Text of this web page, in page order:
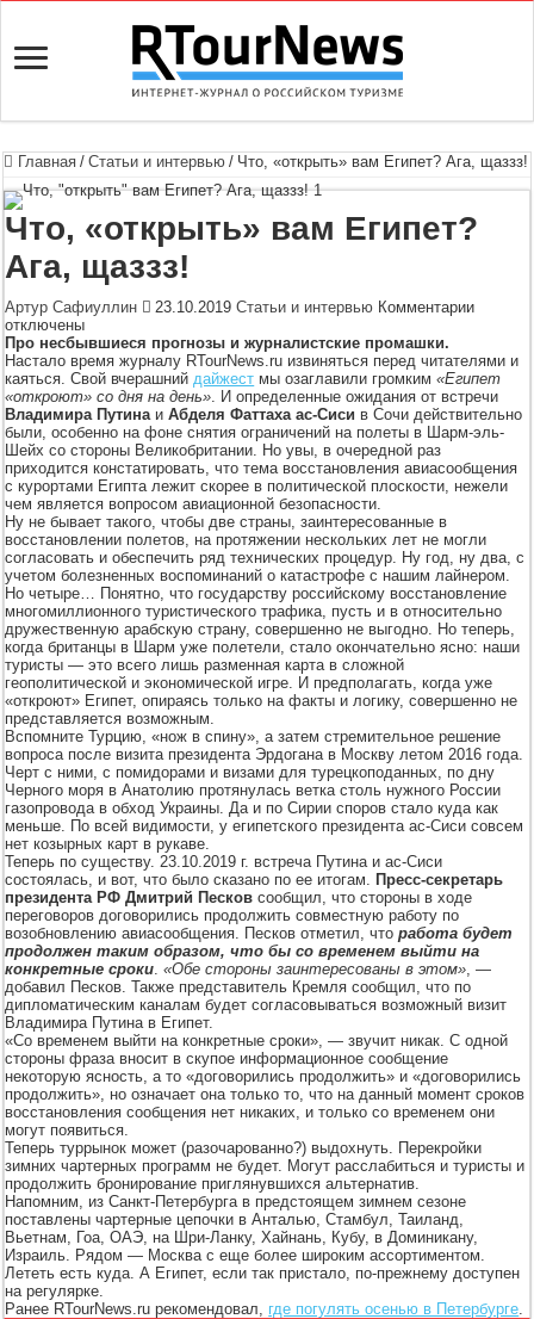
Главная / Статьи и интервью / Что, «открыть» вам Египет? Ага, щаззз!
Что, «открыть» вам Египет?
Ага, щаззз!
Артур Сафиуллин 23.10.2019 Статьи и интервью Комментариик
вам
Египет?
Ага,
щаззз!
отключены
Про несбывшиеся прогнозы и журналистские промашки.
Настало время журналу RTourNews.ru извиняться перед читателями и
каяться. Свой вчерашнийдайжест мы озаглавили громким«Египет
«откроют» со дня на день». И определенные ожидания от встречи
Владимира ПутинаиАбделя Фаттаха ас-Сиси в Сочи действительно
были, особенно на фоне снятия ограничений на полеты в Шарм-эль-
Шейх со стороны Великобритании. Но увы, в очередной раз
приходится констатировать, что тема восстановления авиасообщения
с курортами Египта лежит скорее в политической плоскости, нежели
чем является вопросом авиационной безопасности.
Ну не бывает такого, чтобы две страны, заинтересованные в
восстановлении полетов, на протяжении нескольких лет не могли
согласовать и обеспечить ряд технических процедур. Ну год, ну два, с
учетом болезненных воспоминаний о катастрофе с нашим лайнером.
Но четыре… Понятно, что государству российскому восстановление
многомиллионного туристического трафика, пусть и в относительно
дружественную арабскую страну, совершенно не выгодно. Но теперь,
когда британцы в Шарм уже полетели, стало окончательно ясно: наши
туристы — это всего лишь разменная карта в сложной
геополитической и экономической игре. И предполагать, когда уже
«откроют» Египет, опираясь только на факты и логику, совершенно не
представляется возможным.
Вспомните Турцию, «нож в спину», а затем стремительное решение
вопроса после визита президента Эрдогана в Москву летом 2016 года.
Черт с ними, с помидорами и визами для турецкоподанных, по дну
Черного моря в Анатолию протянулась ветка столь нужного России
газопровода в обход Украины. Да и по Сирии споров стало куда как
меньше. По всей видимости, у египетского президента ас-Сиси совсем
нет козырных карт в рукаве.
Теперь по существу. 23.10.2019 г. встреча Путина и ас-Сиси
состоялась, и вот, что было сказано по ее итогам. Пресс-секретарь
президента РФ Дмитрий Песков сообщил, что стороны в ходе
переговоров договорились продолжить совместную работу по
возобновлению авиасообщения. Песков отметил, чторабота будет
продолжен таким образом, что бы со временем выйти на
конкретные сроки.«Обе стороны заинтересованы в этом», —
добавил Песков. Также представитель Кремля сообщил, что по
дипломатическим каналам будет согласовываться возможный визит
Владимира Путина в Египет.
«Со временем выйти на конкретные сроки», — звучит никак. С одной
стороны фраза вносит в скупое информационное сообщение
некоторую ясность, а то «договорились продолжить» и «договорились
продолжить», но означает она только то, что на данный момент сроков
восстановления сообщения нет никаких, и только со временем они
могут появиться.
Теперь туррынок может (разочарованно?) выдохнуть. Перекройки
зимних чартерных программ не будет. Могут расслабиться и туристы и
продолжить бронирование приглянувшихся альтернатив.
Напомним, из Санкт-Петербурга в предстоящем зимнем сезоне
поставлены чартерные цепочки в Анталью, Стамбул, Таиланд,
Вьетнам, Гоа, ОАЭ, на Шри-Ланку, Хайнань, Кубу, в Доминикану,
Израиль. Рядом — Москва с еще более широким ассортиментом.
Лететь есть куда. А Египет, если так пристало, по-прежнему доступен
на регулярке.
Ранее RTourNews.ru рекомендовал, где погулять осенью в Петербурге.